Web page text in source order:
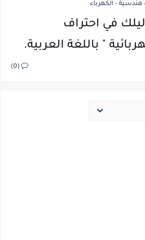
- الكهرباء
في احتراف
" باللغة العربية.
(0)